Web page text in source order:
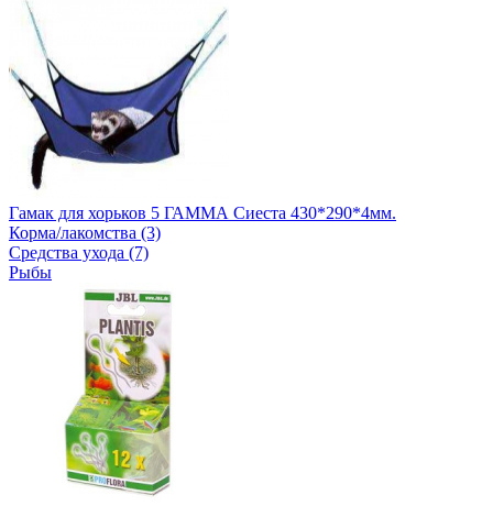
Гамак для хорьков 5 ГАММА Сиеста 430*290*4мм.
Корма/лакомства (3)
Средства ухода (7)
Рыбы